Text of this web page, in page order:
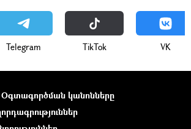
Telegram ТikТоk VK
Օգտագործման կանոնները